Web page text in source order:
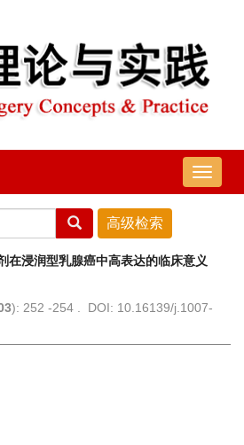
导
航
在浸润型乳腺癌中高表达的临床意义
): 252 -254 . DOI: 10.16139/j.1007-